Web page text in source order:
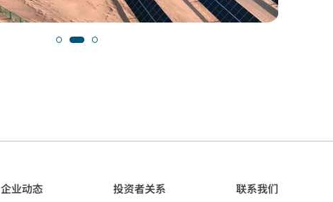
企业动态 投资者关系 联系我们